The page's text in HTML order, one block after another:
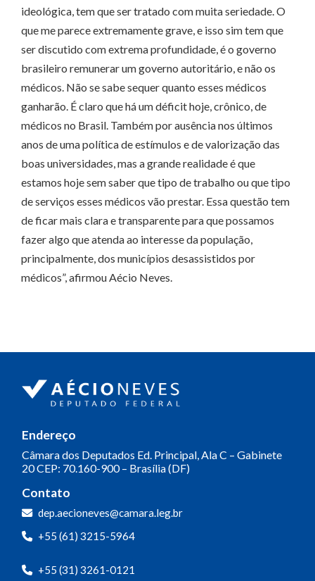
ideológica, tem que ser tratado com muita seriedade. O
que me parece extremamente grave, e isso sim tem que
ser discutido com extrema profundidade, é o governo
brasileiro remunerar um governo autoritário, e não os
médicos. Não se sabe sequer quanto esses médicos
ganharão. É claro que há um déficit hoje, crônico, de
médicos no Brasil. Também por ausência nos últimos
anos de uma política de estímulos e de valorização das
boas universidades, mas a grande realidade é que
estamos hoje sem saber que tipo de trabalho ou que tipo
de serviços esses médicos vão prestar. Essa questão tem
de ficar mais clara e transparente para que possamos
fazer algo que atenda ao interesse da população,
principalmente, dos municípios desassistidos por
médicos”, afirmou Aécio Neves.
Endereço
Câmara dos Deputados Ed. Principal, Ala C – Gabinete
20CEP: 70.160-900 – Brasília (DF)
Contato
dep.aecioneves@camara.leg.br
+55 (61) 3215-5964
+55 (31) 3261-0121